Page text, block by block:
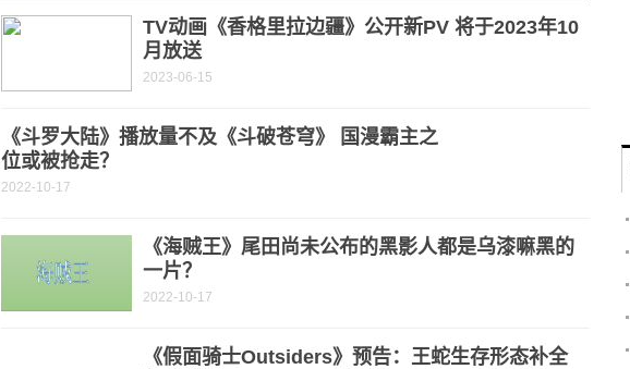
TV动画《香格里拉边疆》公开新PV 将于2023年10
月放送
2023-06-15
《斗罗大陆》播放量不及《斗破苍穹》 国漫霸主之
位或被抢走？
2022-10-17
《海贼王》尾田尚未公布的黑影人都是乌漆嘛黑的
一片？
2022-10-17
《假面骑士Outsiders》预告：王蛇生存形态补全